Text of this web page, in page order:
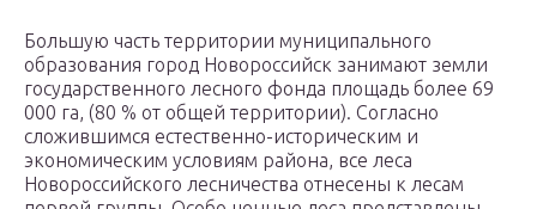
Большую часть территории муниципального
образования город Новороссийск занимают земли
государственного лесного фонда площадь более 69
000 га, (80 % от общей территории). Согласно
сложившимся естественно-историческим и
экономическим условиям района, все леса
Новороссийского лесничества отнесены к лесам